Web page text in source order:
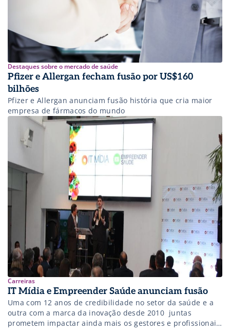
Destaques sobre o mercado de saúde
Pfizer e Allergan fecham fusão por US$160
bilhões
Pfizer e Allergan anunciam fusão história que cria maior
empresa de fármacos do mundo
Carreiras
IT Mídia e Empreender Saúde anunciam fusão
Uma com 12 anos de credibilidade no setor da saúde e a
outra com a marca da inovação desde 2010  juntas
prometem impactar ainda mais os gestores e profissionais